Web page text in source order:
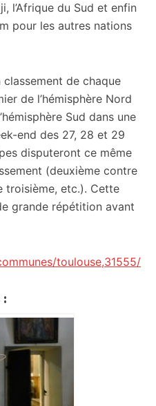
l’Afrique du Sud et enfin
pour les autres nations
classement de chaque
de l’hémisphère Nord
Sud dans une
end des 27, 28 et 29
disputeront ce même
(deuxième contre
troisième, etc.). Cette
grande répétition avant
toulouse,31555/